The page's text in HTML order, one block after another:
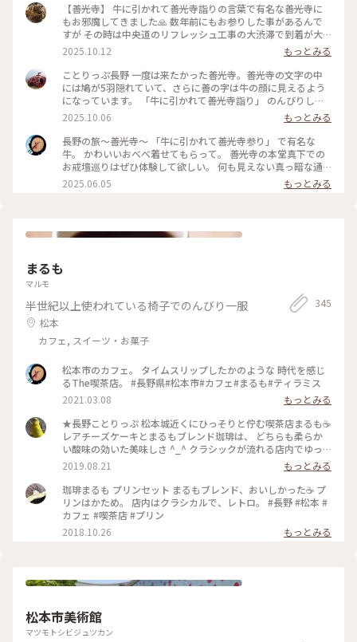
【善光寺】 牛に引かれて善光寺詣りの言葉で有名な善光寺に
もお邪魔してきました🙏 数年前にもお参りした事があるんで
すが その時は中央道のリフレッシュ工事の大渋滞で到着が大
幅に遅れて仲見世通りは全てスルーだったのでリベンジ嬉しい
です😊 びんずるさんを摩って本堂にお参りして御朱印をいた
だいて さて！仲見世通り行こうかー😆って時に警備員のおっ
ちゃんに声をかけられまして この日は秋の彼岸の初日だった
のであとちょっと待つと法要を終えられた導師様が通りかかる
とのこと😳 更にもうちょっと待つと今度は法要に向かう上人
様が通られるそうなので両方に並んでお数珠頂戴をしていただ
けました🙏✨ 上人様や導師様が本堂での法要への行き帰りに
参道に跪いた参拝者の方の頭を手に持った数珠で撫でて功徳を
授けてくださるのがお数珠頂戴です📿 なんてステキなタイミ
ング✨はじめて授けていただけました✨✨ 教えてくれた警備の
おっちゃんにも大感謝です(*´꒳`*) （2025.9.20） #お寺 #御朱
2025.10.12
もっとみる
ことりっぷ長野 一度は来たかった善光寺。善光寺の文字の中
には鳩が5羽隠れていて、さらに善の字は牛の顔に見えるよう
になっています。 「牛に引かれて善光寺詣り」 のんびりした
お詣りかなと思っていましたが、布を引っかけた牛を「走っ
て」追いかけたところ、善光寺にたどり着いてしまったという
伝説でした。 いろいろと発見があって面白かったです。 #長野
#善光寺#お寺#牛#鳩
2025.10.06
もっとみる
長野の旅～善光寺～ 「牛に引かれて善光寺参り」 で有名な
牛。 かわいいおべべ着せてもらって。 善光寺の本堂真下での
お戒壇巡りはぜひ体験して欲しい。 何も見えない真っ暗な通
路を歩く 仏様と縁を結ぶ修行だそうです。 #長野県#長野市#善
光寺#お戒壇巡り
2025.06.05 もっとみる
まるも
マルモ
半世紀以上使われている椅子でのんびり一服
松本
カフェ, スイーツ・お菓子
345
松本市のカフェ。 タイムスリップしたかのような 時代を感じ
るThe喫茶店。 #長野県#松本市#カフェ#まるも#ティラミス
2021.03.08
もっとみる
★長野ことりっぷ 松本城近くにひっそりと佇む喫茶店まるも☕️
レアチーズケーキとまるもブレンド珈琲は、 どちらも柔らか
い酸味の効いた美味しさ ^_^ クラシックが流れる店内でゆっ
くり旅の計画たてました🙂 #旅のひととき #ことりっぷ長野 #
珈琲
2019.08.21
もっとみる
珈琲まるも プリンセット まるもブレンド、おいしかった☕️ プ
リンはかため。 店内はクラシカルで、レトロ。 #長野 #松本 #
カフェ #喫茶店 #プリン
2018.10.26
もっとみる
松本市美術館
マツモトシビジュツカン